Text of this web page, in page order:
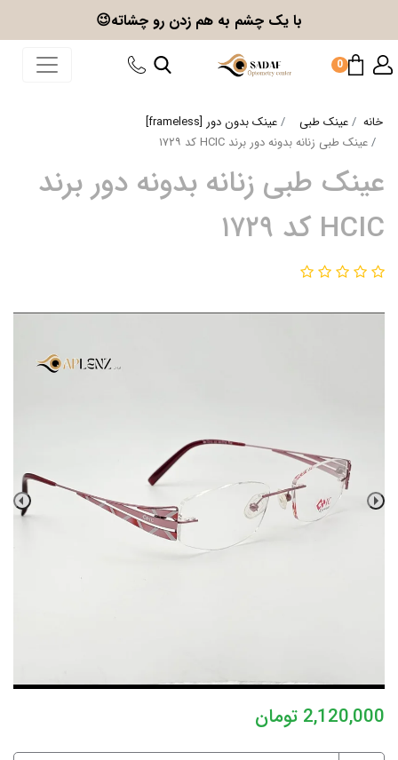
با یک چشم به هم زدن رو چشاته😉
0
خانه عینک طبی
عینک بدون دور [frameless]
عینک طبی زنانه بدونه دور برند HCIC کد ۱۷۲۹
عینک طبی زنانه بدونه دور برند
HCIC کد ۱۷۲۹
2,120,000 تومان